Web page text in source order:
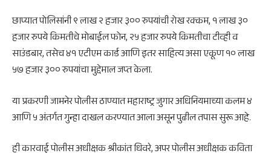
छाप्यात पोलिसांनी ९ लाख २ हजार ३०० रुपयांची रोख रक्कम, १ लाख ३०
हजार रुपये किमतीचे मोबाईल फोन, २५ हजार रुपये किमतीचा टीव्ही व
साउंडबार, तसेच ४१ एटीएम कार्ड आणि इतर साहित्य असा एकूण १० लाख
५७ हजार ३०० रुपयांचा मुद्देमाल जप्त केला.
या प्रकरणी जामनेर पोलीस ठाण्यात महाराष्ट्र जुगार अधिनियमाच्या कलम ४
आणि ५ अंतर्गत गुन्हा दाखल करण्यात आला असून पुढील तपास सुरू आहे.